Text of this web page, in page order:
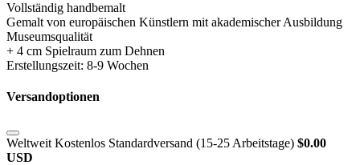
Vollständig handbemalt
Gemalt von europäischen Künstlern mit akademischer Ausbildung
Museumsqualität
+ 4 cm Spielraum zum Dehnen
Erstellungszeit: 8-9 Wochen
Versandoptionen
Weltweit Kostenlos Standardversand (15-25 Arbeitstage) $0.00
USD